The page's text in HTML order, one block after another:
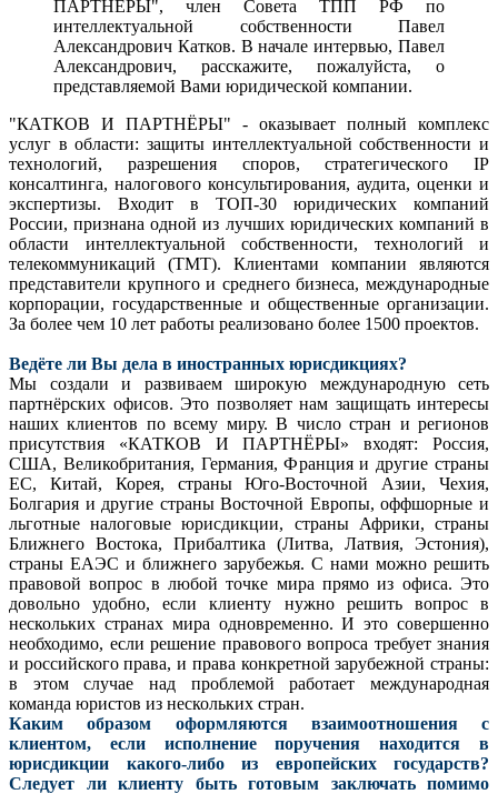
ПАРТНЁРЫ", член Совета ТПП РФ по
интеллектуальной собственности Павел
Александрович Катков. В начале интервью, Павел
Александрович, расскажите, пожалуйста, о
представляемой Вами юридической компании.
"КАТКОВ И ПАРТНЁРЫ" - оказывает полный комплекс
услуг в области: защиты интеллектуальной собственности и
технологий, разрешения споров, стратегического IP
консалтинга, налогового консультирования, аудита, оценки и
экспертизы. Входит в ТОП-30 юридических компаний
России, признана одной из лучших юридических компаний в
области интеллектуальной собственности, технологий и
телекоммуникаций (ТМТ). Клиентами компании являются
представители крупного и среднего бизнеса, международные
корпорации, государственные и общественные организации.
За более чем 10 лет работы реализовано более 1500 проектов.
Ведёте ли Вы дела в иностранных юрисдикциях?
Мы создали и развиваем широкую международную сеть
партнёрских офисов. Это позволяет нам защищать интересы
наших клиентов по всему миру. В число стран и регионов
присутствия «КАТКОВ И ПАРТНЁРЫ» входят: Россия,
США, Великобритания, Германия, Франция и другие страны
ЕС, Китай, Корея, страны Юго-Восточной Азии, Чехия,
Болгария и другие страны Восточной Европы, оффшорные и
льготные налоговые юрисдикции, страны Африки, страны
Ближнего Востока, Прибалтика (Литва, Латвия, Эстония),
страны ЕАЭС и ближнего зарубежья. С нами можно решить
правовой вопрос в любой точке мира прямо из офиса. Это
довольно удобно, если клиенту нужно решить вопрос в
нескольких странах мира одновременно. И это совершенно
необходимо, если решение правового вопроса требует знания
и российского права, и права конкретной зарубежной страны:
в этом случае над проблемой работает международная
команда юристов из нескольких стран.
Каким образом оформляются взаимоотношения с
клиентом, если исполнение поручения находится в
юрисдикции какого-либо из европейских государств?
Следует ли клиенту быть готовым заключать помимо